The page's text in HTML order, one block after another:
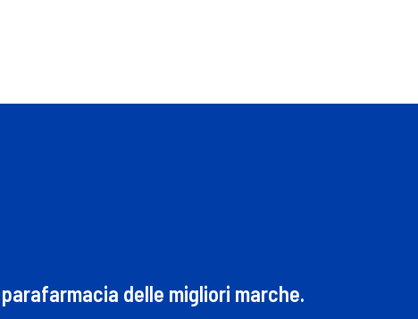
delle migliori marche.